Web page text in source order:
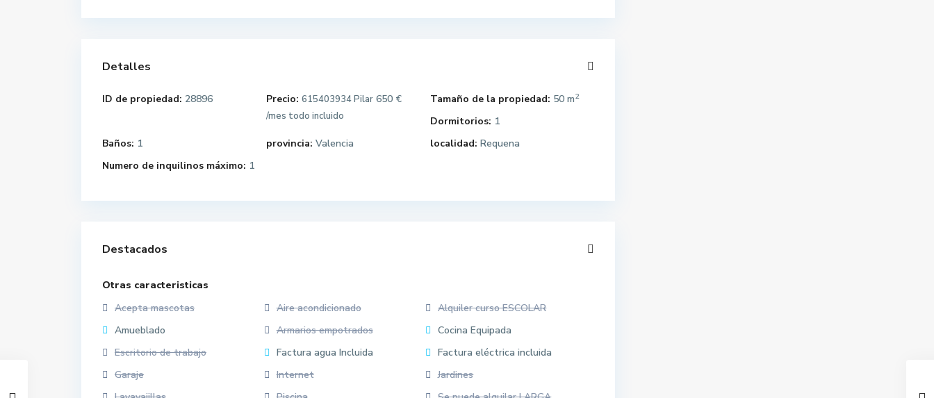
Detalles
ID de propiedad: 28896 Precio: 615403934 Pilar 650 €
/mes todo incluido
Tamaño de la propiedad: 50 m2
Dormitorios: 1
Baños: 1 provincia: Valencia localidad: Requena
Numero de inquilinos máximo: 1
Destacados
Otras caracteristicas
Acepta mascotas
Aire acondicionado
Alquiler curso ESCOLAR
Amueblado
Armarios empotrados
Cocina Equipada
Escritorio de trabajo
Factura agua Incluida
Factura eléctrica incluida
Garaje
Internet
Jardines